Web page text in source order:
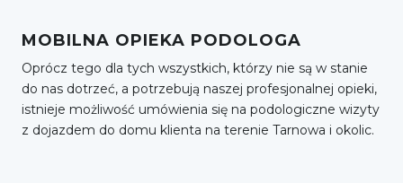
MOBILNA OPIEKA PODOLOGA
Oprócz tego dla tych wszystkich, którzy nie są w stanie
do nas dotrzeć, a potrzebują naszej profesjonalnej opieki,
istnieje możliwość umówienia się na podologiczne wizyty
z dojazdem do domu klienta na terenie Tarnowa i okolic.